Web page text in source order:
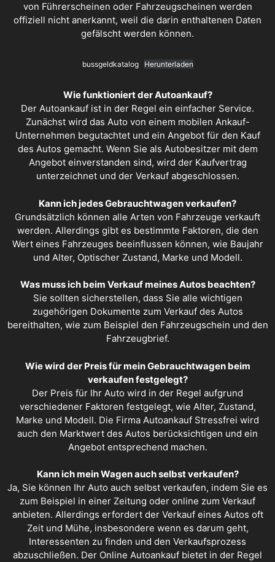
von Führerscheinen oder Fahrzeugscheinen werden
offiziell nicht anerkannt, weil die darin enthaltenen Daten
gefälscht werden können.
bussgeldkatalog Herunterladen
Wie funktioniert der Autoankauf?
Der Autoankauf ist in der Regel ein einfacher Service.
Zunächst wird das Auto von einem mobilen Ankauf-
Unternehmen begutachtet und ein Angebot für den Kauf
des Autos gemacht. Wenn Sie als Autobesitzer mit dem
Angebot einverstanden sind, wird der Kaufvertrag
unterzeichnet und der Verkauf abgeschlossen.
Kann ich jedes Gebrauchtwagen verkaufen?
Grundsätzlich können alle Arten von Fahrzeuge verkauft
werden. Allerdings gibt es bestimmte Faktoren, die den
Wert eines Fahrzeuges beeinflussen können, wie Baujahr
und Alter, Optischer Zustand, Marke und Modell.
Was muss ich beim Verkauf meines Autos beachten?
Sie sollten sicherstellen, dass Sie alle wichtigen
zugehörigen Dokumente zum Verkauf des Autos
bereithalten, wie zum Beispiel den Fahrzeugschein und den
Fahrzeugbrief.
Wie wird der Preis für mein Gebrauchtwagen beim
verkaufen festgelegt?
Der Preis für Ihr Auto wird in der Regel aufgrund
verschiedener Faktoren festgelegt, wie Alter, Zustand,
Marke und Modell. Die Firma Autoankauf Stressfrei wird
auch den Marktwert des Autos berücksichtigen und ein
Angebot entsprechend machen.
Kann ich mein Wagen auch selbst verkaufen?
Ja, Sie können Ihr Auto auch selbst verkaufen, indem Sie es
zum Beispiel in einer Zeitung oder online zum Verkauf
anbieten. Allerdings erfordert der Verkauf eines Autos oft
Zeit und Mühe, insbesondere wenn es darum geht,
Interessenten zu finden und den Verkaufsprozess
abzuschließen. Der Online Autoankauf bietet in der Regel